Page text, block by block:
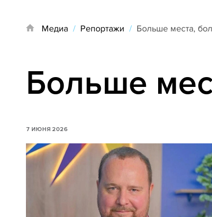
Медиа / Репортажи / Больше места,
Больше
7 ИЮНЯ 2026